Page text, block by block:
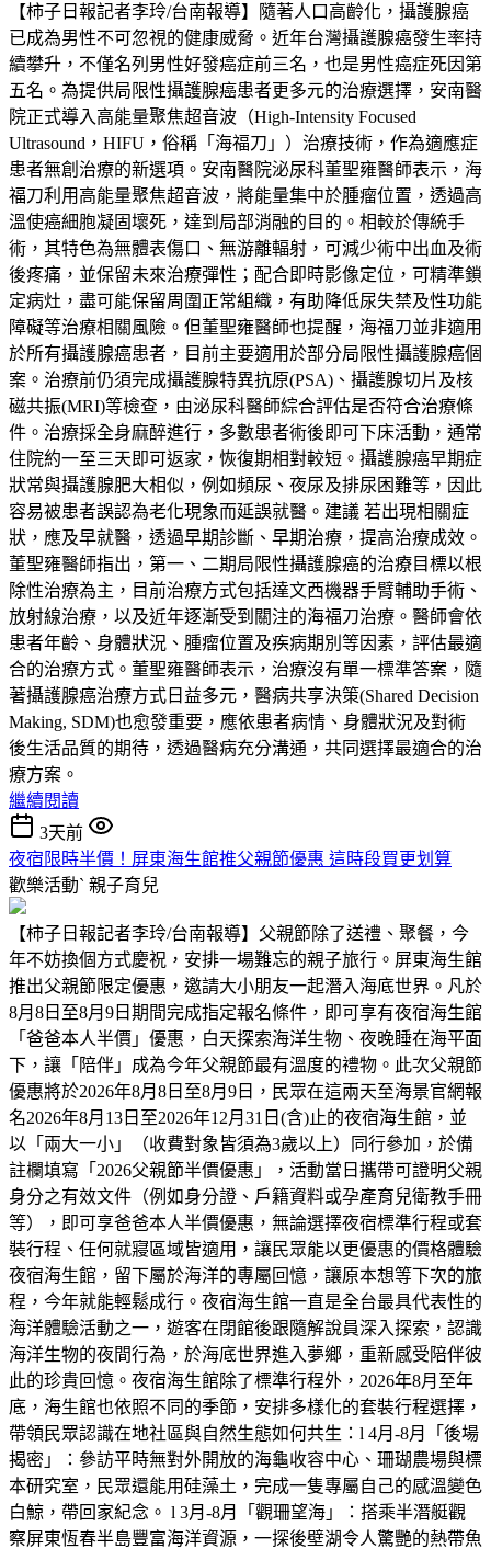
【柿子日報記者李玲/台南報導】隨著人口高齡化，攝護腺癌
已成為男性不可忽視的健康威脅。近年台灣攝護腺癌發生率持
續攀升，不僅名列男性好發癌症前三名，也是男性癌症死因第
五名。為提供局限性攝護腺癌患者更多元的治療選擇，安南醫
院正式導入高能量聚焦超音波（High-Intensity Focused
Ultrasound，HIFU，俗稱「海福刀」）治療技術，作為適應症
患者無創治療的新選項。安南醫院泌尿科董聖雍醫師表示，海
福刀利用高能量聚焦超音波，將能量集中於腫瘤位置，透過高
溫使癌細胞凝固壞死，達到局部消融的目的。相較於傳統手
術，其特色為無體表傷口、無游離輻射，可減少術中出血及術
後疼痛，並保留未來治療彈性；配合即時影像定位，可精準鎖
定病灶，盡可能保留周圍正常組織，有助降低尿失禁及性功能
障礙等治療相關風險。但董聖雍醫師也提醒，海福刀並非適用
於所有攝護腺癌患者，目前主要適用於部分局限性攝護腺癌個
案。治療前仍須完成攝護腺特異抗原(PSA)、攝護腺切片及核
磁共振(MRI)等檢查，由泌尿科醫師綜合評估是否符合治療條
件。治療採全身麻醉進行，多數患者術後即可下床活動，通常
住院約一至三天即可返家，恢復期相對較短。攝護腺癌早期症
狀常與攝護腺肥大相似，例如頻尿、夜尿及排尿困難等，因此
容易被患者誤認為老化現象而延誤就醫。建議 若出現相關症
狀，應及早就醫，透過早期診斷、早期治療，提高治療成效。
董聖雍醫師指出，第一、二期局限性攝護腺癌的治療目標以根
除性治療為主，目前治療方式包括達文西機器手臂輔助手術、
放射線治療，以及近年逐漸受到關注的海福刀治療。醫師會依
患者年齡、身體狀況、腫瘤位置及疾病期別等因素，評估最適
合的治療方式。董聖雍醫師表示，治療沒有單一標準答案，隨
著攝護腺癌治療方式日益多元，醫病共享決策(Shared Decision
Making, SDM)也愈發重要，應依患者病情、身體狀況及對術
後生活品質的期待，透過醫病充分溝通，共同選擇最適合的治
療方案。
繼續閱讀
3天前
夜宿限時半價！屏東海生館推父親節優惠 這時段買更划算
歡樂活動ˋ 親子育兒
【柿子日報記者李玲/台南報導】父親節除了送禮、聚餐，今
年不妨換個方式慶祝，安排一場難忘的親子旅行。屏東海生館
推出父親節限定優惠，邀請大小朋友一起潛入海底世界。凡於
8月8日至8月9日期間完成指定報名條件，即可享有夜宿海生館
「爸爸本人半價」優惠，白天探索海洋生物、夜晚睡在海平面
下，讓「陪伴」成為今年父親節最有溫度的禮物。此次父親節
優惠將於2026年8月8日至8月9日，民眾在這兩天至海景官網報
名2026年8月13日至2026年12月31日(含)止的夜宿海生館，並
以「兩大一小」（收費對象皆須為3歲以上）同行參加，於備
註欄填寫「2026父親節半價優惠」，活動當日攜帶可證明父親
身分之有效文件（例如身分證、戶籍資料或孕產育兒衛教手冊
等），即可享爸爸本人半價優惠，無論選擇夜宿標準行程或套
裝行程、任何就寢區域皆適用，讓民眾能以更優惠的價格體驗
夜宿海生館，留下屬於海洋的專屬回憶，讓原本想等下次的旅
程，今年就能輕鬆成行。夜宿海生館一直是全台最具代表性的
海洋體驗活動之一，遊客在閉館後跟隨解說員深入探索，認識
海洋生物的夜間行為，於海底世界進入夢鄉，重新感受陪伴彼
此的珍貴回憶。夜宿海生館除了標準行程外，2026年8月至年
底，海生館也依照不同的季節，安排多樣化的套裝行程選擇，
帶領民眾認識在地社區與自然生態如何共生：l 4月-8月「後場
揭密」：參訪平時無對外開放的海龜收容中心、珊瑚農場與標
本研究室，民眾還能用硅藻土，完成一隻專屬自己的感溫變色
白鯨，帶回家紀念。 l 3月-8月「觀珊望海」：搭乘半潛艇觀
察屏東恆春半島豐富海洋資源，一探後壁湖令人驚艷的熱帶魚